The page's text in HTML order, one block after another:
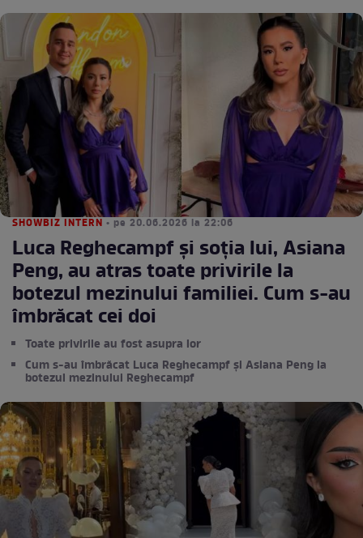
SHOWBIZ INTERN • pe 20.06.2026 la 22:06
Luca Reghecampf și soția lui, Asiana
Peng, au atras toate privirile la
botezul mezinului familiei. Cum s-au
îmbrăcat cei doi
Toate privirile au fost asupra lor
Cum s-au îmbrăcat Luca Reghecampf și Asiana Peng la
botezul mezinului Reghecampf